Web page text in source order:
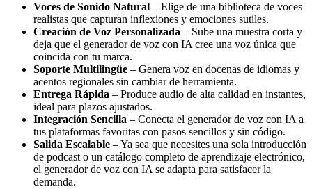
Voces de Sonido Natural – Elige de una biblioteca de voces
realistas que capturan inflexiones y emociones sutiles.
Creación de Voz Personalizada – Sube una muestra corta y
deja que el generador de voz con IA cree una voz única que
coincida con tu marca.
Soporte Multilingüe – Genera voz en docenas de idiomas y
acentos regionales sin cambiar de herramienta.
Entrega Rápida – Produce audio de alta calidad en instantes,
ideal para plazos ajustados.
Integración Sencilla – Conecta el generador de voz con IA a
tus plataformas favoritas con pasos sencillos y sin código.
Salida Escalable – Ya sea que necesites una sola introducción
de podcast o un catálogo completo de aprendizaje electrónico,
el generador de voz con IA se adapta para satisfacer la
demanda.